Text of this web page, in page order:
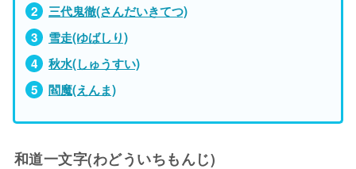
三代鬼徹(さんだいきてつ)
雪走(ゆばしり)
秋水(しゅうすい)
閻魔(えんま)
和道一文字(わどういちもんじ)